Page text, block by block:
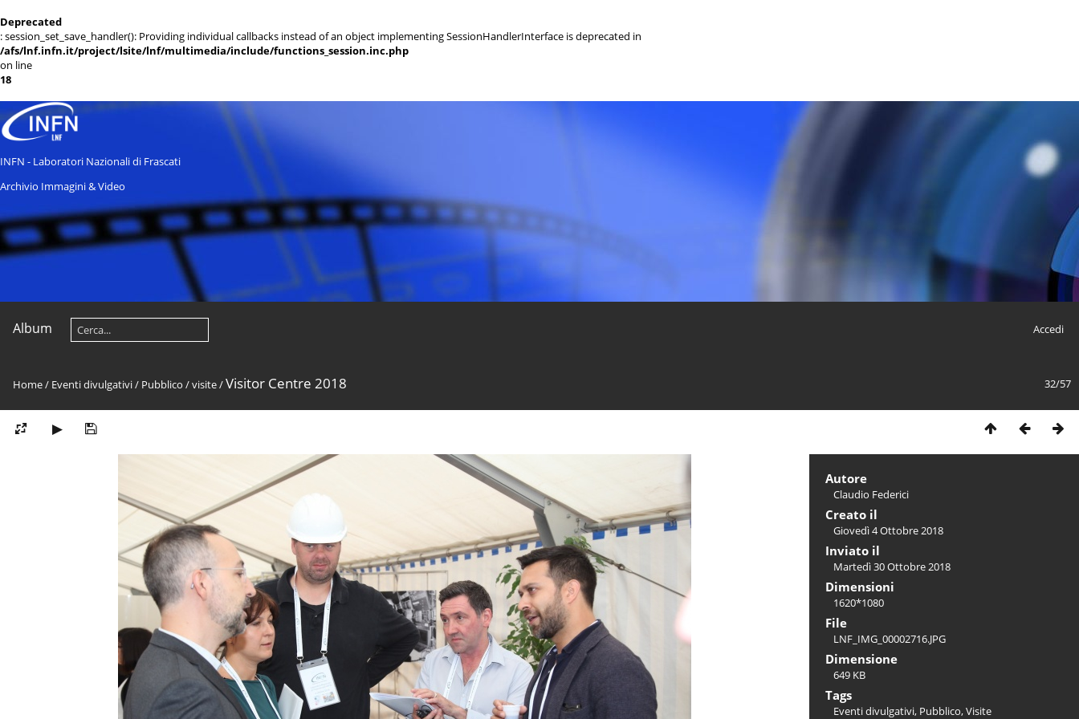
Deprecated
: session_set_save_handler(): Providing individual callbacks instead of an object implementing SessionHandlerInterface is deprecated in
/afs/lnf.infn.it/project/lsite/lnf/multimedia/include/functions_session.inc.php
on line
18
INFN - Laboratori Nazionali di Frascati
Archivio Immagini & Video
Album Accedi
32/57
Home/ Eventi divulgativi/ Pubblico /visite/Visitor Centre 2018
Autore
Claudio Federici
Creato il
Giovedì 4 Ottobre 2018
Inviato il
Martedì 30 Ottobre 2018
Dimensioni
1620*1080
File
LNF_IMG_00002716.JPG
Dimensione
649 KB
Tags
Eventi divulgativi, Pubblico,Visite